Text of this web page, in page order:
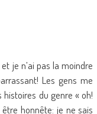
je n’ai pas la moindre
Les gens me
du genre « oh!
honnête: je ne sais